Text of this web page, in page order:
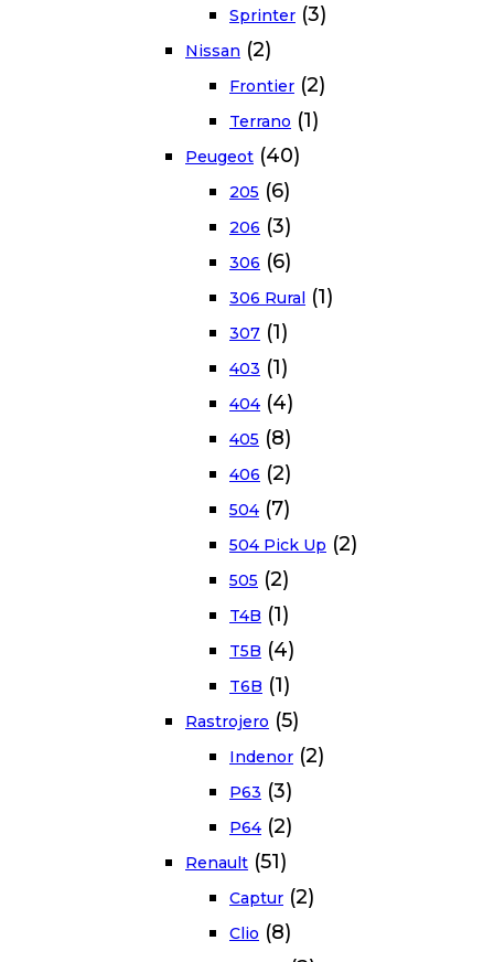
Sprinter (3)
Nissan (2)
Frontier (2)
Terrano (1)
Peugeot (40)
205 (6)
206 (3)
306 (6)
306 Rural (1)
307 (1)
403 (1)
404 (4)
405 (8)
406 (2)
504 (7)
504 Pick Up (2)
505 (2)
T4B (1)
T5B (4)
T6B (1)
Rastrojero (5)
Indenor (2)
P63 (3)
P64 (2)
Renault (51)
Captur (2)
Clio (8)